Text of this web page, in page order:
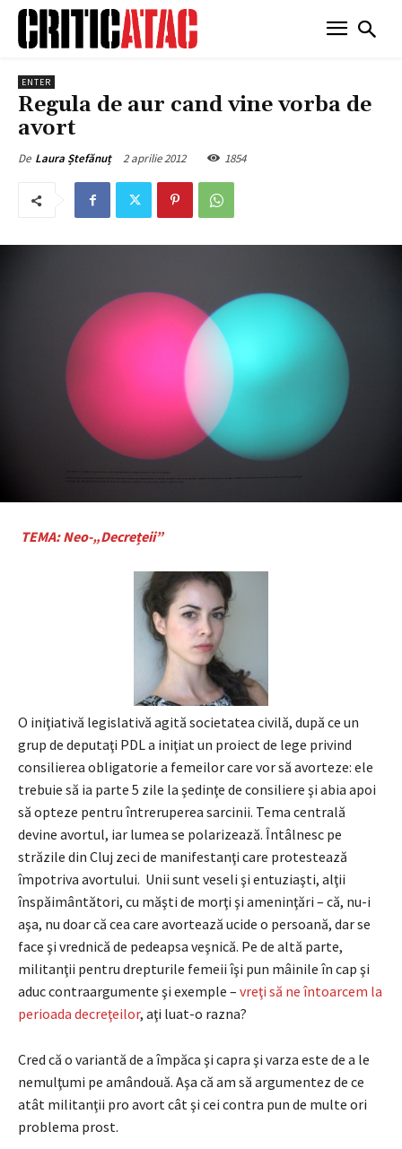
ENTER
Regula de aur cand vine vorba de
avort
De Laura Ștefănuț 2 aprilie 2012 1854
TEMA: Neo-„Decrețeii”
O iniţiativă legislativă agită societatea civilă, după ce un
grup de deputaţi PDL a iniţiat un proiect de lege privind
consilierea obligatorie a femeilor care vor să avorteze: ele
trebuie să ia parte 5 zile la şedinţe de consiliere şi abia apoi
să opteze pentru întreruperea sarcinii. Tema centrală
devine avortul, iar lumea se polarizează. Întâlnesc pe
străzile din Cluj zeci de manifestanţi care protestează
împotriva avortului. Unii sunt veseli şi entuziaşti, alţii
înspăimântători, cu măşti de morţi şi ameninţări – că, nu-i
aşa, nu doar că cea care avortează ucide o persoană, dar se
face şi vrednică de pedeapsa veşnică. Pe de altă parte,
militanţii pentru drepturile femeii îşi pun mâinile în cap şi
aduc contraargumente şi exemple – vreţi să ne întoarcem la
perioada decreţeilor, aţi luat-o razna?
Cred că o variantă de a împăca şi capra şi varza este de a le
nemulţumi pe amândouă. Aşa că am să argumentez de ce
atât militanţii pro avort cât şi cei contra pun de multe ori
problema prost.